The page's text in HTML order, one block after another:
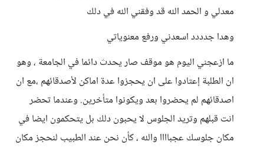
معدلي و الحمد الله قد وفقني الله في دلك
وهدا جدددد اسعدني ورفع معنوياتي
ما ازعجني اليوم هو موقف صار يحدث دائما في الجامعة ، وهو
ان الطلبة إعتادوا على ان يحجزوا عدة اماكن لأصدقائهم ،مع ان
اصدقائهم لم يحضروا بعد ويكونوا متأخرين. وعندما تحضر
انت قبلهم وتريد الجلوس لا يحبون دلك بل يتحكمون ايضا في
مكان جلوسك عجباااا والله ، كأن نحن عند الطبيب لنحجز مكان